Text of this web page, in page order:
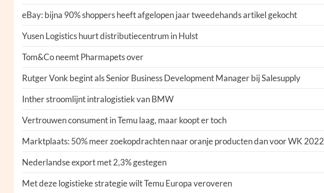
eBay: bijna 90% shoppers heeft afgelopen jaar tweedehands artikel gekocht
Yusen Logistics huurt distributiecentrum in Hulst
Tom&Co neemt Pharmapets over
Rutger Vonk begint als Senior Business Development Manager bij Salesupply
Inther stroomlijnt intralogistiek van BMW
Vertrouwen consument in Temu laag, maar koopt er toch
Marktplaats: 50% meer zoekopdrachten naar oranje producten dan voor WK 2022
Nederlandse export met 2,3% gestegen
Met deze logistieke strategie wilt Temu Europa veroveren